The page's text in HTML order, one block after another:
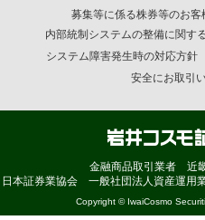
募集等に係る株券等のお
内部統制システムの整備に関す
システム障害発生時の対応方針
安全にお取引
金融商品取引業者 近
日本証券業協会 一般社団法人資産運用
Copyright © IwaiCosmo